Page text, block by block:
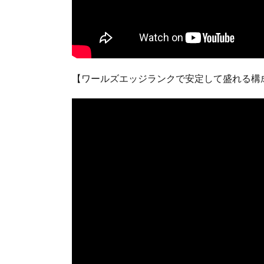
【ワールズエッジランクで安定して盛れる構